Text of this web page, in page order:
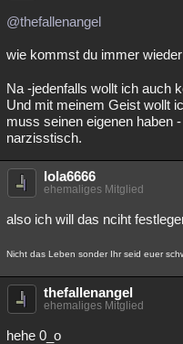
@thefallenangel
wie kommst du immer
Na -jedenfalls wollt ich auch
Und mit meinem Geist wollt
muss seinen eigenen haben
narzisstisch.
lola6666
ehemaliges Mitglied
also ich will das nciht
Nicht das Leben sonder Ihr seid euer
thefallenangel
ehemaliges Mitglied
hehe 0_o